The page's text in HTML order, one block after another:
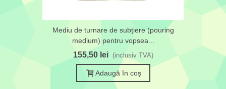
Mediu de turnare de subțiere (pouring
medium) pentru vopsea...
155,50 lei (inclusiv TVA)
Adaugă în coș